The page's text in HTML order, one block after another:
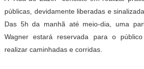
públicas, devidamente liberadas e
Das 5h da manhã até meio-dia, uma
Wagner estará reservada para o
realizar caminhadas e corridas.